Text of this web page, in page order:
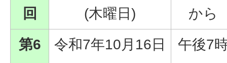
回
(木曜日)
から
第6
令和7年10月16日
午後7